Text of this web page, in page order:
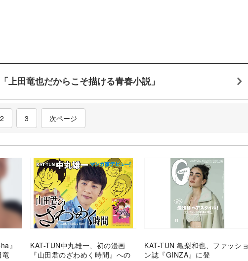
上田竜也だからこそ描ける青春小説」
2 3 次ページ
』
KAT-TUN中丸雄一、初の漫画
『山田君のざわめく時間』への
KAT-TUN 亀梨和也、ファッショ
ン誌『GINZA』に登